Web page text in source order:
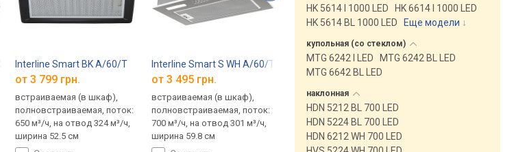
Interline Smart BK A/60/T
от 3 799 грн.
встраиваемая (в шкаф),
полновстраиваемая, поток:
650 м³/ч, на отвод 324 м³/ч,
ширина 52.5 см
Interline Smart S WH A/60/T
от 3 495 грн.
встраиваемая (в шкаф),
полновстраиваемая, поток:
700 м³/ч, на отвод 301 м³/ч,
ширина 59.8 см
Weilor WB 64 WH
от 3 520 грн.
встраиваемая (в шкаф),
полновстраиваемая, поток:
750 м³/ч, ширина 52 см
сравнить
Weilor WB 64 SS
HK 5614 I 1000 LED
HK 6614 I 1000 LED
HK 5614 BL 1000 LED
Еще модели ↓
купольная (со стеклом)
MTG 6242 I LED
MTG 6242 BL LED
MTG 6642 BL LED
наклонная
HDN 5212 BL 700 LED
HDN 5224 BL 700 LED
HDN 6212 WH 700 LED